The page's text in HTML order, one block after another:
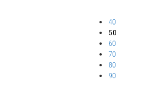
40
50
60
70
80
90